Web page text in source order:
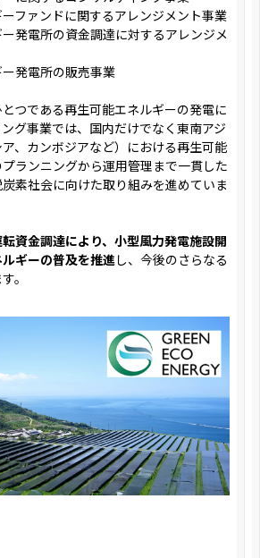
ファンドに関するアレンジメント事業
発電所の資金調達に対するアレンジメ
発電所の販売事業
つである再生可能エネルギーの発電に
グ事業では、国内だけでなく東南アジ
、カンボジアなど）における再生可能
ランニングから運用管理まで一貫した
素社会に向けた取り組みを進めていま
資金調達により、小型風力発電施設開
ギーの普及を推進 し、今後のさらなる
。